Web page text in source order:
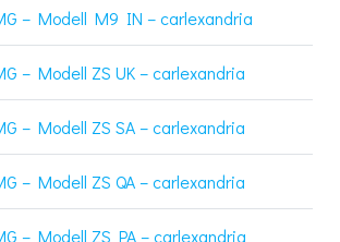
– Modell M9 IN – carlexandria
– Modell ZS UK – carlexandria
– Modell ZS SA – carlexandria
– Modell ZS QA – carlexandria
– Modell ZS PA – carlexandria